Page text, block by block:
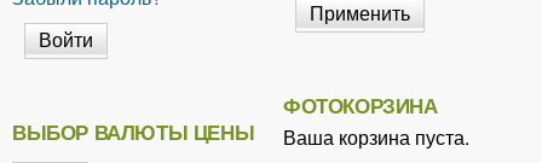
ВЫБОР ВАЛЮТЫ ЦЕНЫ
ФОТОКОРЗИНА
Ваша корзина пуста.